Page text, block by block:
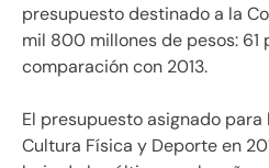
presupuesto destinado a la
mil 800 millones de pesos: 61
comparación con 2013.
El presupuesto asignado
Cultura Física y Deporte en